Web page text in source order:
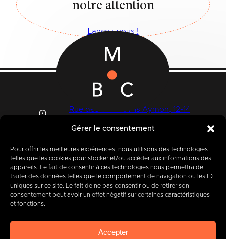
Gérer le consentement
Pour offrir les meilleures expériences, nous utilisons des technologies
telles que les cookies pour stocker et/ou accéder aux informations des
appareils. Le fait de consentir à ces technologies nous permettra de
traiter des données telles que le comportement de navigation ou les ID
uniques sur ce site. Le fait de ne pas consentir ou de retirer son
consentement peut avoir un effet négatif sur certaines caractéristiques
et fonctions.
Accepter
notre attention
Lancez-vous !
Rue des Quatre Fils Aymon, 12-14
+32 (0) 65 39 95 70